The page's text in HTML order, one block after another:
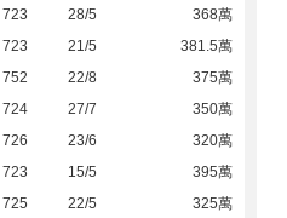
723 28/5
368萬
723 21/5
381.5萬
752 22/8
375萬
724 27/7
350萬
726 23/6
320萬
723 15/5
395萬
725 22/5
325萬